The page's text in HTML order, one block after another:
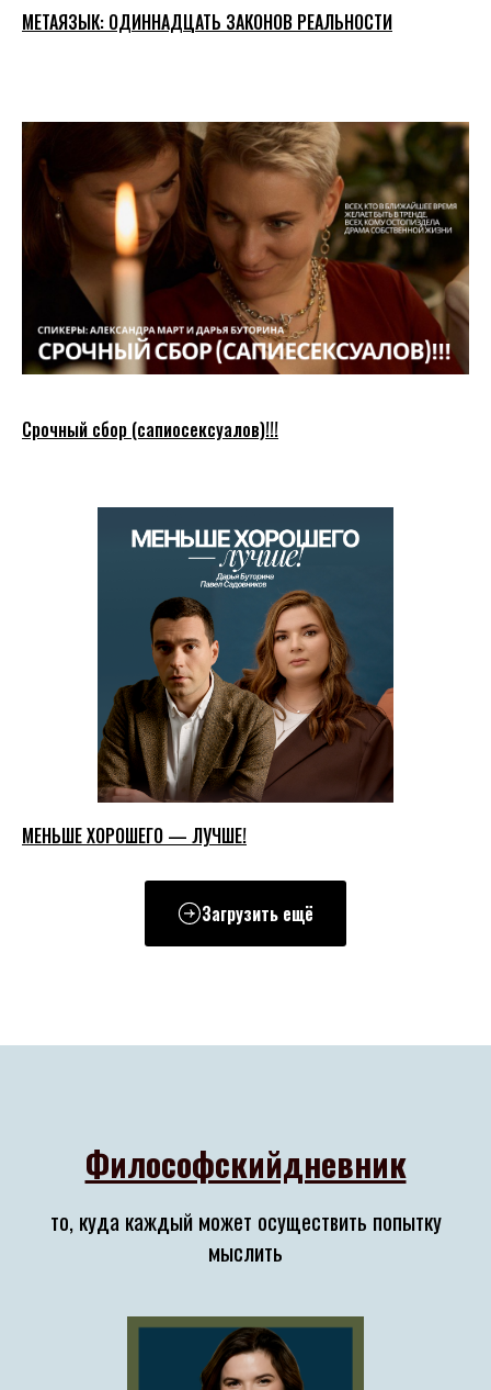
МЕТАЯЗЫК: ОДИННАДЦАТЬ ЗАКОНОВ РЕАЛЬНОСТИ
Срочный сбор (сапиосексуалов)!!!
МЕНЬШЕ ХОРОШЕГО — ЛУЧШЕ!
Загрузить ещё
Философскийдневник
то, куда каждый может осуществить попытку
мыслить